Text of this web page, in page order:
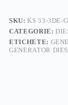
SKU:KS 33-3DE-G
CATEGORIE:
ETICHETE:
GENERATOR